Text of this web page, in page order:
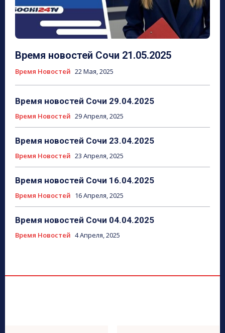
Время новостей Сочи 21.05.2025
Время Новостей 22 Мая, 2025
Время новостей Сочи 29.04.2025
Время Новостей 29 Апреля, 2025
Время новостей Сочи 23.04.2025
Время Новостей 23 Апреля, 2025
Время новостей Сочи 16.04.2025
Время Новостей 16 Апреля, 2025
Время новостей Сочи 04.04.2025
Время Новостей 4 Апреля, 2025